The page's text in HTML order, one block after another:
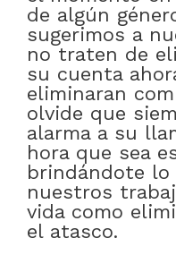
de algún
sugerimos a
no traten de
su cuenta
eliminaran
olvide que
alarma a su
hora que sea
brindándote
nuestros
vida como
el atasco.